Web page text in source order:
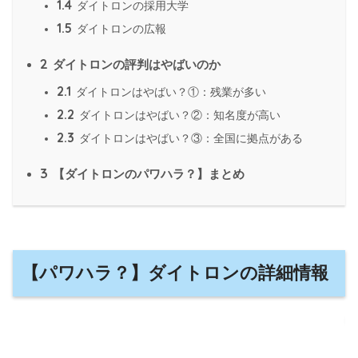
1.4 ダイトロンの採用大学
1.5 ダイトロンの広報
2 ダイトロンの評判はやばいのか
2.1 ダイトロンはやばい？①：残業が多い
2.2 ダイトロンはやばい？②：知名度が高い
2.3 ダイトロンはやばい？③：全国に拠点がある
3 【ダイトロンのパワハラ？】まとめ
【パワハラ？】ダイトロンの詳細情報